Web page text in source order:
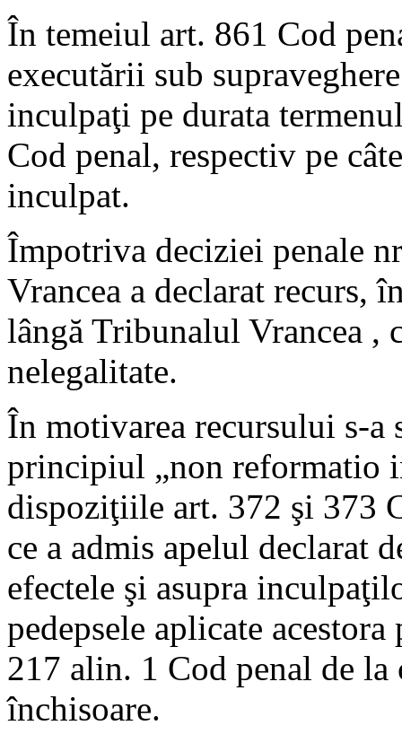
În temeiul art. 861 Cod
executării sub
inculpaţi pe durata
Cod penal, respectiv pe
inculpat.
Împotriva deciziei penale
Vrancea a declarat recurs,
lângă Tribunalul Vrancea ,
nelegalitate.
În motivarea recursului s-a
principiul „non reformatio
dispoziţiile art. 372 şi 373
ce a admis apelul declarat
efectele şi asupra
pedepsele aplicate
217 alin. 1 Cod penal de la
închisoare.